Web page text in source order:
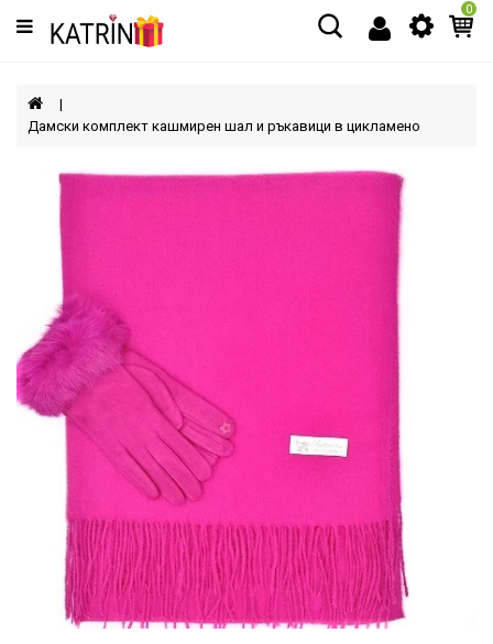
Категории
МЪЖЕ
ДЕЦА
АКСЕСОАРИ
0
Дамски комплект кашмирен шал и ръкавици в цикламено